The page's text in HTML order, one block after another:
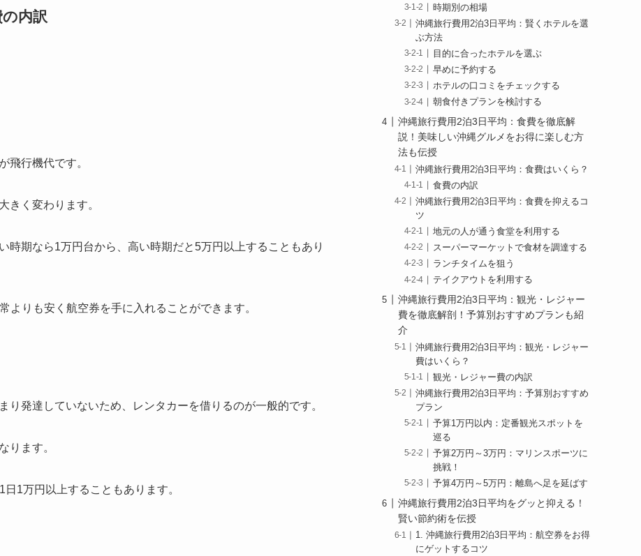
内訳
飛行機代です。
きく変わります。
時期なら1万円台から、高い時期だと5万円以上することもあり
りも安く航空券を手に入れることができます。
発達していないため、レンタカーを借りるのが一般的です。
ります。
1万円以上することもあります。
時期別の相場
沖縄旅行費用2泊3日平均：賢くホテルを選
ぶ方法
目的に合ったホテルを選ぶ
早めに予約する
ホテルの口コミをチェックする
朝食付きプランを検討する
沖縄旅行費用2泊3日平均：食費を徹底解
説！美味しい沖縄グルメをお得に楽しむ方
法も伝授
沖縄旅行費用2泊3日平均：食費はいくら？
食費の内訳
沖縄旅行費用2泊3日平均：食費を抑えるコ
ツ
地元の人が通う食堂を利用する
スーパーマーケットで食材を調達する
ランチタイムを狙う
テイクアウトを利用する
沖縄旅行費用2泊3日平均：観光・レジャー
費を徹底解剖！予算別おすすめプランも紹
介
沖縄旅行費用2泊3日平均：観光・レジャー
費はいくら？
観光・レジャー費の内訳
沖縄旅行費用2泊3日平均：予算別おすすめ
プラン
予算1万円以内：定番観光スポットを
巡る
予算2万円～3万円：マリンスポーツに
挑戦！
予算4万円～5万円：離島へ足を延ばす
沖縄旅行費用2泊3日平均をグッと抑える！
賢い節約術を伝授
1. 沖縄旅行費用2泊3日平均：航空券をお得
にゲットするコツ